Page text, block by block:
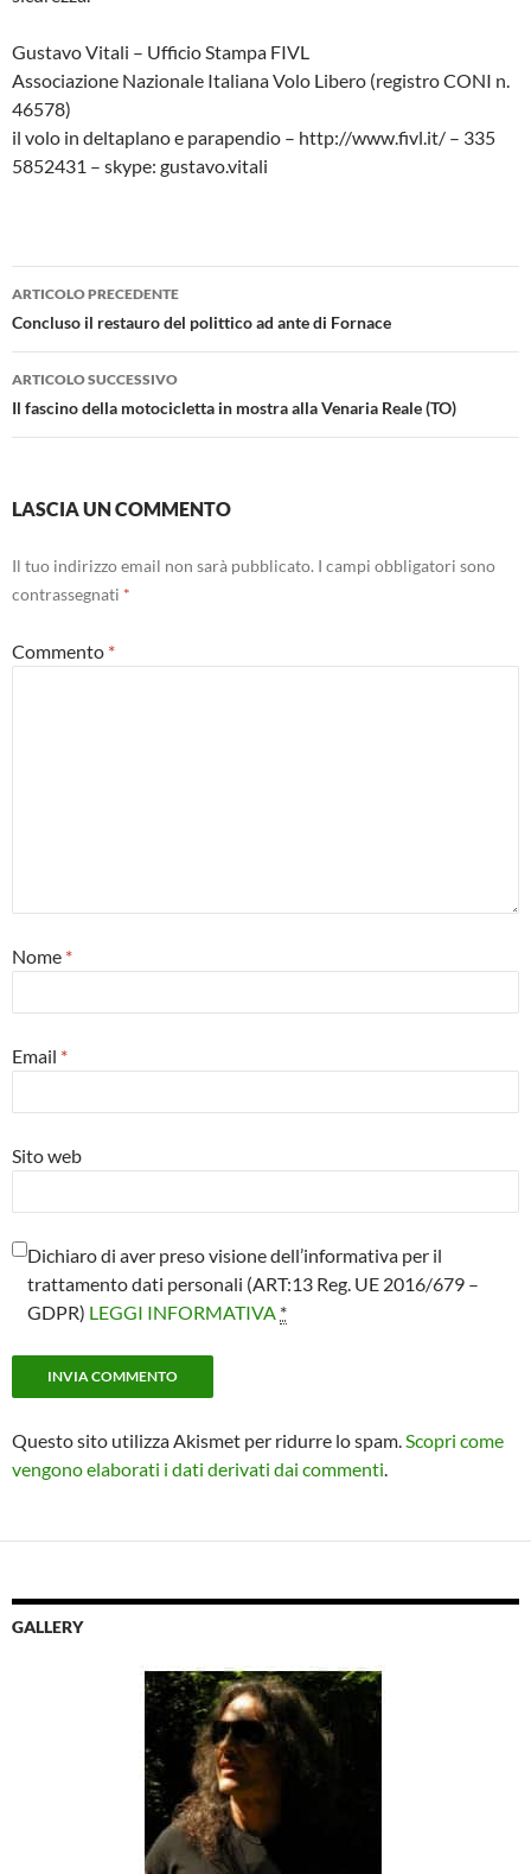
Gustavo Vitali – Ufficio Stampa FIVL
Associazione Nazionale Italiana Volo Libero (registro CONI n.
46578)
il volo in deltaplano e parapendio – http://www.fivl.it/ – 335
5852431 – skype: gustavo.vitali
Navigazione
articolo
ARTICOLO PRECEDENTE
Concluso il restauro del polittico ad ante di Fornace
ARTICOLO SUCCESSIVO
Il fascino della motocicletta in mostra alla Venaria Reale (TO)
LASCIA UN COMMENTO
Il tuo indirizzo email non sarà pubblicato. I campi obbligatori sono
contrassegnati *
Commento *
Nome *
Email *
Sito web
Dichiaro di aver preso visione dell’informativa per il
trattamento dati personali (ART:13 Reg. UE 2016/679 –
GDPR) LEGGI INFORMATIVA *
Questo sito utilizza Akismet per ridurre lo spam. Scopri come
vengono elaborati i dati derivati dai commenti
GALLERY